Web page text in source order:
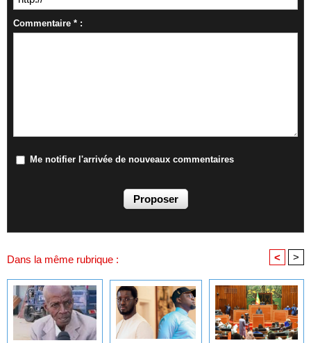
Commentaire * :
Me notifier l'arrivée de nouveaux commentaires
Dans la même rubrique : < >